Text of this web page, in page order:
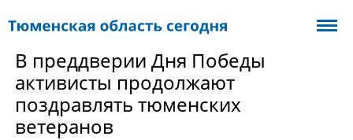
В преддверии Дня Победы
активисты продолжают
поздравлять тюменских
ветеранов